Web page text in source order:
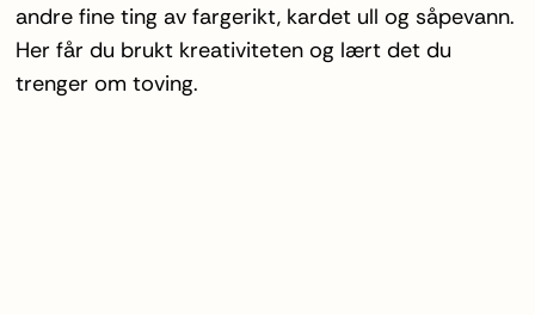
andre fine ting av fargerikt, kardet ull og såpevann.
Her får du brukt kreativiteten og lært det du
trenger om toving.